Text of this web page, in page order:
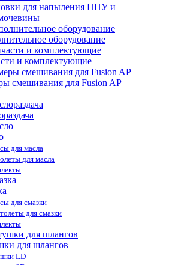
для напыления ППУ и
оборудование
и комплектующие
смешивания для Fusion AP
для масла
для масла
для смазки
для смазки
для шлангов
LD